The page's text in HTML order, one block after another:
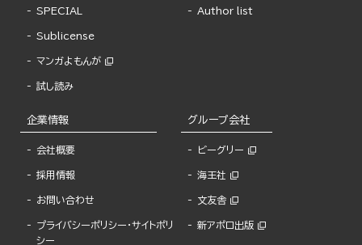
SPECIAL
Sublicense
マンガよもんが
試し読み
Author list
企業情報
会社概要
採用情報
お問い合わせ
プライバシーポリシー・サイトポリ
シー
グループ会社
ビーグリー
海王社
文友舎
新アポロ出版